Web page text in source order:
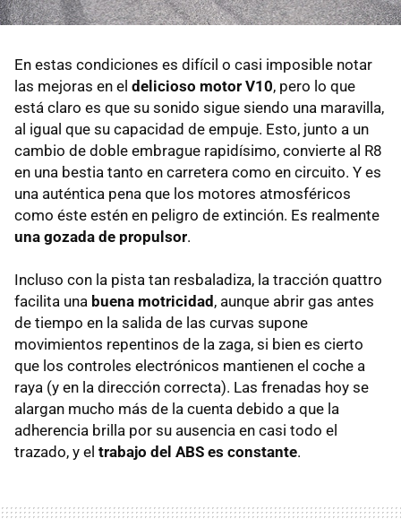
En estas condiciones es difícil o casi imposible notar
las mejoras en el delicioso motor V10, pero lo que
está claro es que su sonido sigue siendo una maravilla,
al igual que su capacidad de empuje. Esto, junto a un
cambio de doble embrague rapidísimo, convierte al R8
en una bestia tanto en carretera como en circuito. Y es
una auténtica pena que los motores atmosféricos
como éste estén en peligro de extinción. Es realmente
una gozada de propulsor.
Incluso con la pista tan resbaladiza, la tracción quattro
facilita una buena motricidad , aunque abrir gas antes
de tiempo en la salida de las curvas supone
movimientos repentinos de la zaga, si bien es cierto
que los controles electrónicos mantienen el coche a
raya (y en la dirección correcta). Las frenadas hoy se
alargan mucho más de la cuenta debido a que la
adherencia brilla por su ausencia en casi todo el
trazado, y el trabajo del ABS es constante.